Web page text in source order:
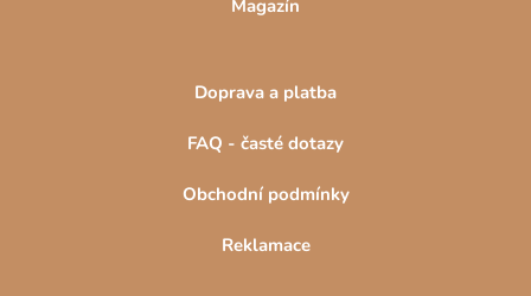
Magazín
Doprava a platba
FAQ - časté dotazy
Obchodní podmínky
Reklamace